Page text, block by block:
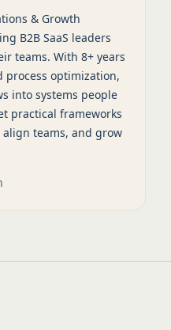
& Growth
B2B SaaS leaders
teams. With 8+ years
process optimization,
into systems people
practical frameworks
teams, and grow